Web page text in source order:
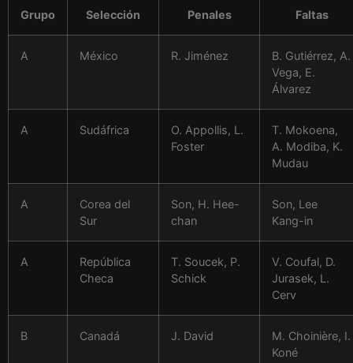
Grupo Selección Penales Faltas
A México R. Jiménez
B. Gutiérrez, A.
Vega, E.
Álvarez
A Sudáfrica
O. Appollis, L.
Foster
T. Mokoena,
A. Modiba, K.
Mudau
A
Corea del
Sur
Son, H. Hee-
chan
Son, Lee
Kang-in
A
República
Checa
T. Soucek, P.
Schick
V. Coufal, D.
Jurasek, L.
Cerv
B Canadá J. David
M. Choinière, I.
Koné